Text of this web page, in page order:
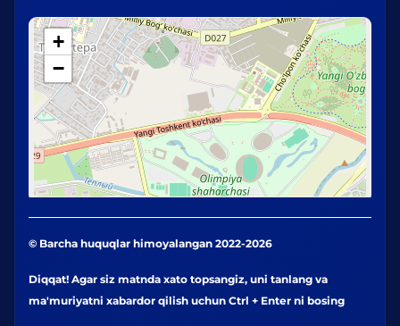
+
−
© Barcha huquqlar himoyalangan 2022-2026
Diqqat! Agar siz matnda xato topsangiz, uni tanlang va
ma'muriyatni xabardor qilish uchun Ctrl + Enter ni bosing